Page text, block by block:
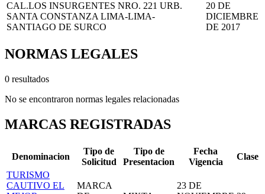
CAL.LOS INSURGENTES NRO. 221 URB.
SANTA CONSTANZA LIMA-LIMA-
SANTIAGO DE SURCO
20 DE
DICIEMBRE
DE 2017
NORMAS LEGALES
0 resultados
No se encontraron normas legales relacionadas
MARCAS REGISTRADAS
Denominacion
Tipo de
Solicitud
Tipo de
Presentacion
Fecha
Vigencia
Clase
TURISMO
CAUTIVO EL
MARCA
23 DE